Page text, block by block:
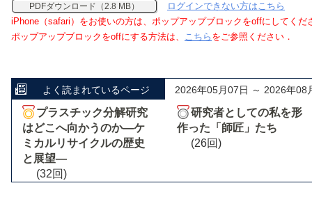
PDFダウンロード（2.8 MB）
ログインできない方はこちら
iPhone（safari）をお使いの方は、ポップアップブロックをoffにしてくだ
ポップアップブロックをoffにする方法は、 こちら をご参照ください．
よく読まれているページ 2026年05月07日 ～ 2026年08
プラスチック分解研究
はどこへ向かうのか―ケ
ミカルリサイクルの歴史
と展望―
(32回)
研究者としての私を形
作った「師匠」たち
(26回)